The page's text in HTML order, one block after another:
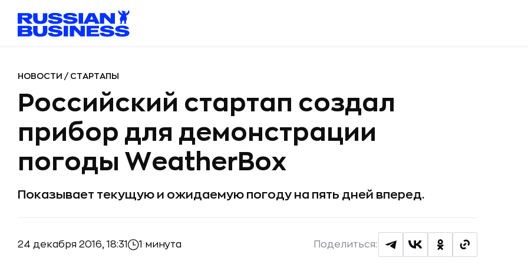
НОВОСТИ / СТАРТАПЫ
Российский стартап создал
прибор для демонстрации
погоды WeatherBox
Показывает текущую и ожидаемую погоду на пять дней вперед.
24 декабря 2016, 18:31 1 минута Поделиться: